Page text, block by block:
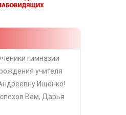
гимназии
учителя
Ищенко!
Вам, Дарья